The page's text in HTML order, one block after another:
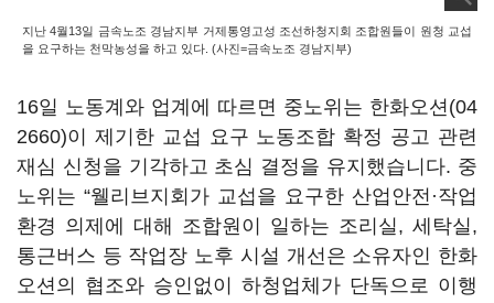
지난 4월13일 금속노조 경남지부 거제통영고성 조선하청지회 조합원들이 원청 교섭
을 요구하는 천막농성을 하고 있다. (사진=금속노조 경남지부)
16일 노동계와 업계에 따르면 중노위는 한화오션(04
2660)이 제기한 교섭 요구 노동조합 확정 공고 관련
재심 신청을 기각하고 초심 결정을 유지했습니다. 중
노위는 “웰리브지회가 교섭을 요구한 산업안전·작업
환경 의제에 대해 조합원이 일하는 조리실, 세탁실,
통근버스 등 작업장 노후 시설 개선은 소유자인 한화
오션의 협조와 승인없이 하청업체가 단독으로 이행